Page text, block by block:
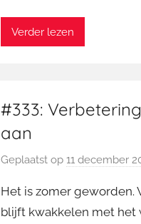
Verder lezen
#333:
aan
Geplaatst op 11 december
Het is zomer geworden.
blijft kwakkelen met het